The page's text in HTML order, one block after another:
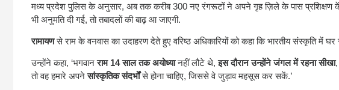
मध्य प्रदेश पुलिस के अनुसार, अब तक करीब 300 नए रंगरूटों ने अपने गृह ज़िले के पास प्रशिक्षण
भी अनुमति दी गई, तो तबादलों की बाढ़ आ जाएगी.
रामायणसे राम के वनवास का उदाहरण देते हुए वरिष्ठ अधिकारियों को कहा कि भारतीय संस्कृति में
उन्होंने कहा, ‘भगवानराम 14 साल तक अयोध्यानहीं लौटे थे,इस दौरान उन्होंने जंगल में रहना सीखा
तो वह हमारे अपनेसांस्कृतिक संदर्भोंसे होना चाहिए, जिससे वे जुड़ाव महसूस कर सकें.’